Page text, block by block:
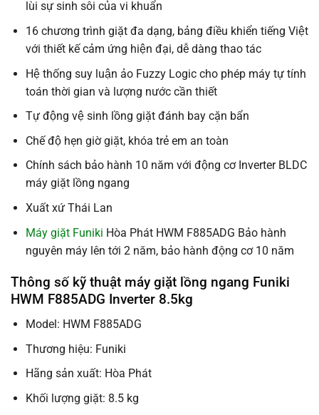
lùi sự sinh sôi của vi khuẩn
16 chương trình giặt đa dạng, bảng điều khiển tiếng Việt
với thiết kế cảm ứng hiện đại, dễ dàng thao tác
Hệ thống suy luận ảo Fuzzy Logic cho phép máy tự tính
toán thời gian và lượng nước cần thiết
Tự động vệ sinh lồng giặt đánh bay cặn bẩn
Chế độ hẹn giờ giặt, khóa trẻ em an toàn
Chính sách bảo hành 10 năm với động cơ Inverter BLDC
máy giặt lồng ngang
Xuất xứ Thái Lan
Máy giặt Funiki Hòa Phát HWM F885ADG Bảo hành
nguyên máy lên tới 2 năm, bảo hành động cơ 10 năm
Thông số kỹ thuật máy giặt lồng ngang Funiki
HWM F885ADG Inverter 8.5kg
Model: HWM F885ADG
Thương hiệu: Funiki
Hãng sản xuất: Hòa Phát
Khối lượng giặt: 8.5 kg